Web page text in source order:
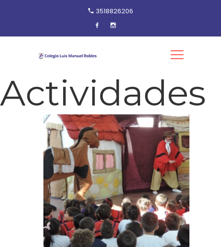
3518826206
Actividades